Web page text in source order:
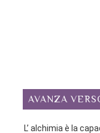
AVANZA
L’ alchimia è la